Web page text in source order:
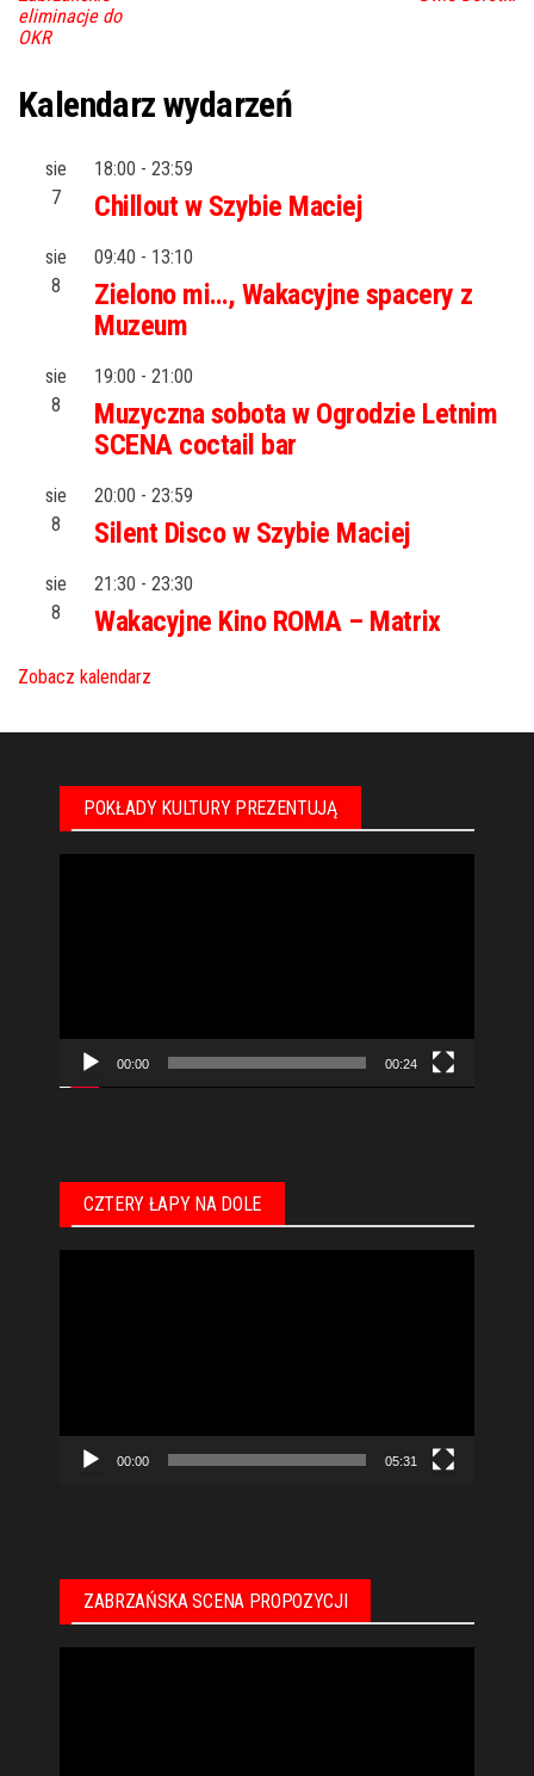
eliminacje do
OKR
Kalendarz wydarzeń
sie
7
18:00 - 23:59
Chillout w Szybie Maciej
sie
8
09:40 - 13:10
Zielono mi…, Wakacyjne spacery z
Muzeum
sie
8
19:00 - 21:00
Muzyczna sobota w Ogrodzie Letnim
SCENA coctail bar
sie
8
20:00 - 23:59
Silent Disco w Szybie Maciej
sie
8
21:30 - 23:30
Wakacyjne Kino ROMA – Matrix
Zobacz kalendarz
POKŁADY KULTURY PREZENTUJĄ
00:00 00:24
CZTERY ŁAPY NA DOLE
00:00 05:31
ZABRZAŃSKA SCENA PROPOZYCJI